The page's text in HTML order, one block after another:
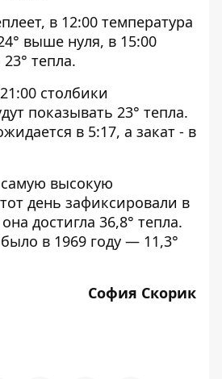
в 12:00 температура
выше нуля, в 15:00
тепла.
столбики
показывать 23° тепла.
в 5:17, а закат - в
высокую
день зафиксировали в
достигла 36,8° тепла.
в 1969 году — 11,3°
София Скорик